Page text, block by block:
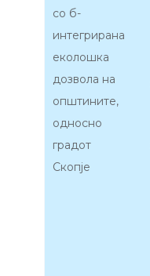
со б-
интегрирана
еколошка
дозвола на
општините,
односно
градот
Скопје